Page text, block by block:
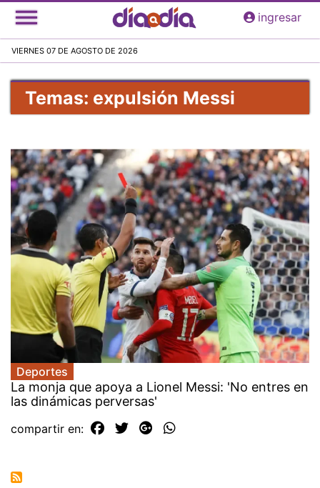
Pasar
al
principal
ingresar
VIERNES 07 DE AGOSTO DE 2026
Temas: expulsión Messi
Deportes
La monja que apoya a Lionel Messi: 'No entres en
las dinámicas perversas'
compartir en: